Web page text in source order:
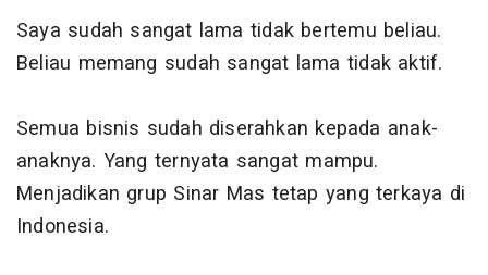
Saya sudah sangat lama tidak bertemu beliau.
Beliau memang sudah sangat lama tidak aktif.
Semua bisnis sudah diserahkan kepada anak-
anaknya. Yang ternyata sangat mampu.
Menjadikan grup Sinar Mas tetap yang terkaya di
Indonesia.